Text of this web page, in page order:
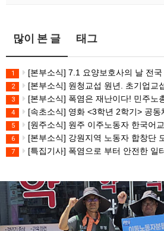
많이 본 글 태그
1 [본부소식] 7.1 요양보호사의 날 전
2 [본부소식] 원청교섭 원년. 초기업교섭 돌파! 모든 노동자의 노동
3 [본부소식] 폭염은 재난이다! 민주노총 강원지역
4 [속초소식] 영화 <3학년 2학기> 공동
5 [원주소식] 원주 이주노동자 한국어
6 [본부소식] 강원지역 노동자 합창단
7 [특집기사] 폭염으로 부터 안전한 일